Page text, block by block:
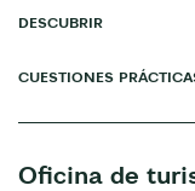
DESCUBRIR
CUESTIONES
Oficina de